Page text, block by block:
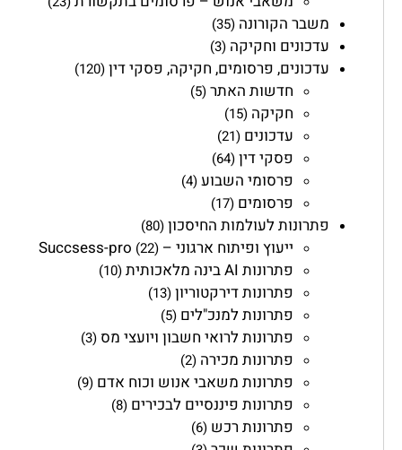
משבר הקורונה (35)
עדכונים וחקיקה (3)
עדכונים, פרסומים, חקיקה, פסקי דין(120)
חדשות האתר(5)
חקיקה (15)
עדכונים (21)
פסקי דין(64)
פרסומי השבוע(4)
פרסומים (17)
פתרונות לעולמות החיסכון(80)
ייעוץ ופיתוח ארגוני – Succsess-pro (22)
פתרונות AI בינה מלאכותית (10)
פתרונות דירקטוריון(13)
פתרונות למנכ"לים (5)
פתרונות לרואי חשבון ויועצי מס (3)
פתרונות מכירה (2)
פתרונות משאבי אנוש וכוח אדם (9)
פתרונות פיננסיים לבכירים (8)
פתרונות רכש (6)